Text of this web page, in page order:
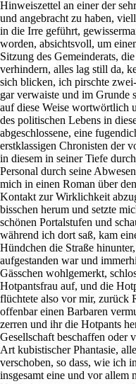
Hinweiszettel an einer der
und angebracht zu haben,
in die Irre geführt,
worden, absichtsvoll, um
Sitzung des Gemeinderats,
verhindern, alles lag still da,
sich blicken, ich pirschte
gar verwaiste und im Grunde
auf diese Weise wortwörtlich
des politischen Lebens in
abgeschlossene, eine
erstklassigen Chronisten der
in diesem in seiner Tiefe
Personal durch seine
mich in einen Roman über
Kontakt zur Wirklichkeit
bisschen herum und setzte
schönen Portalstufen und
während ich dort saß, kam
Hündchen die Straße
aufgestanden war und
Gässchen wohlgemerkt,
Hotpantsfrau auf, und die
flüchtete also vor mir, zurück
offenbar einen Barbaren
zerren und ihr die Hotpants
Gesellschaft beschaffen oder
Art kubistischer Phantasie,
verschoben, so dass, wie ich
insgesamt eine und vor allem